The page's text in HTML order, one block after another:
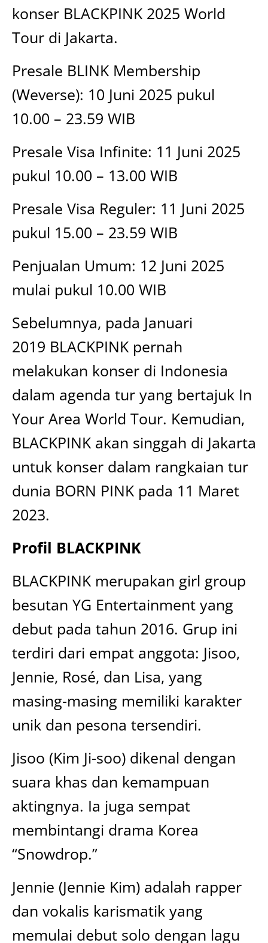
konser BLACKPINK 2025 World
Tour di Jakarta.
Presale BLINK Membership
(Weverse): 10 Juni 2025 pukul
10.00 – 23.59 WIB
Presale Visa Infinite: 11 Juni 2025
pukul 10.00 – 13.00 WIB
Presale Visa Reguler: 11 Juni 2025
pukul 15.00 – 23.59 WIB
Penjualan Umum: 12 Juni 2025
mulai pukul 10.00 WIB
Sebelumnya, pada Januari
2019 BLACKPINK pernah
melakukan konser di Indonesia
dalam agenda tur yang bertajuk In
Your Area World Tour. Kemudian,
BLACKPINK akan singgah di Jakarta
untuk konser dalam rangkaian tur
dunia BORN PINK pada 11 Maret
2023.
Profil BLACKPINK
BLACKPINK merupakan girl group
besutan YG Entertainment yang
debut pada tahun 2016. Grup ini
terdiri dari empat anggota: Jisoo,
Jennie, Rosé, dan Lisa, yang
masing-masing memiliki karakter
unik dan pesona tersendiri.
Jisoo (Kim Ji-soo) dikenal dengan
suara khas dan kemampuan
aktingnya. Ia juga sempat
membintangi drama Korea
“Snowdrop.”
Jennie (Jennie Kim) adalah rapper
dan vokalis karismatik yang
memulai debut solo dengan lagu